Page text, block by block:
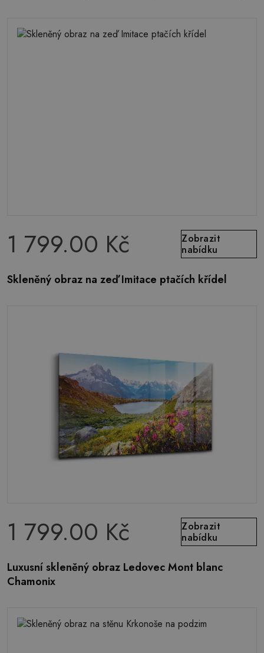
1 799.00 Kč
Zobrazit
nabídku
Skleněný obraz na zeď Imitace ptačích křídel
1 799.00 Kč
Zobrazit
nabídku
Luxusní skleněný obraz Ledovec Mont blanc
Chamonix